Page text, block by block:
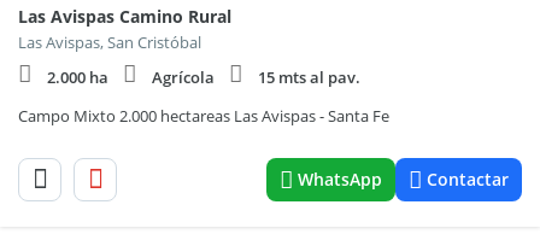
Las Avispas Camino Rural
Las Avispas, San Cristóbal
2.000 ha
Agrícola
15 mts al pav.
Campo Mixto 2.000 hectareas Las Avispas - Santa Fe
WhatsApp Contactar